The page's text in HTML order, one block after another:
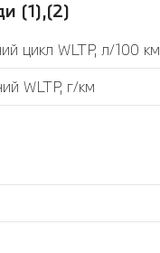
(1),(2)
цикл WLTP, л/100 км
WLTP, г/км